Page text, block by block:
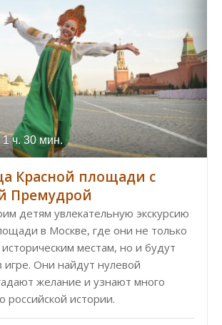
ч. 30 мин.
Красной площади с
Премудрой
детям увлекательную экскурсию
в Москве, где они не только
местам, но и будут
игре. Они найдут нулевой
желание и узнают много
российской истории.